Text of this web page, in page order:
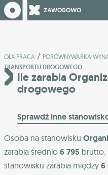
OLX PRACA / PORÓWNYWARKA
TRANSPORTU DROGOWEGO
Ile zarabia
drogowego
Sprawdź inne
Osoba na stanowisku
zarabia średnio 6 795 brutto.
stanowisku zarabia między 6